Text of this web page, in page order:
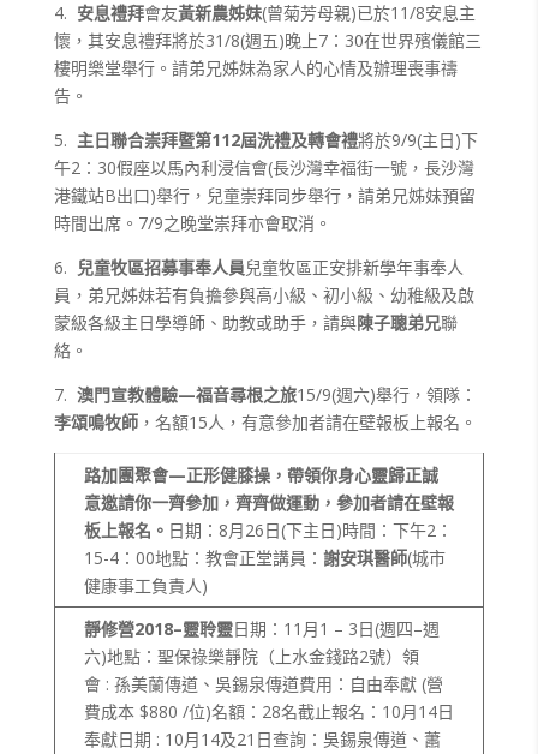
4. 安息禮拜會友黃新農姊妹(曾菊芳母親)已於11/8安息主
懷，其安息禮拜將於31/8(週五)晚上7：30在世界殯儀館三
樓明樂堂舉行。請弟兄姊妹為家人的心情及辦理喪事禱
告。
5. 主日聯合崇拜暨第112屆洗禮及轉會禮將於9/9(主日)下
午2：30假座以馬內利浸信會(長沙灣幸福街一號，長沙灣
港鐵站B出口)舉行，兒童崇拜同步舉行，請弟兄姊妹預留
時間出席。7/9之晚堂崇拜亦會取消。
6. 兒童牧區招募事奉人員兒童牧區正安排新學年事奉人
員，弟兄姊妹若有負擔參與高小級、初小級、幼稚級及啟
蒙級各級主日學導師、助教或助手，請與陳子聰弟兄聯
絡。
7. 澳門宣教體驗—福音尋根之旅15/9(週六)舉行，領隊：
李頌鳴牧師，名額15人，有意參加者請在壁報板上報名。
路加團聚會—正形健膝操，帶領你身心靈歸正誠
意邀請你一齊參加，齊齊做運動，參加者請在壁報
板上報名。 日期：8月26日(下主日)時間：下午2：
15-4：00地點：教會正堂講員： 謝安琪醫師(城市
健康事工負責人)
靜修營2018–靈聆靈日期：11月1 – 3日(週四–週
六)地點：聖保祿樂靜院（上水金錢路2號）領
會 : 孫美蘭傳道、吳錫泉傳道費用：自由奉獻 (營
費成本 $880 /位)名額：28名截止報名：10月14日
奉獻日期 : 10月14及21日查詢：吳錫泉傳道、蕭